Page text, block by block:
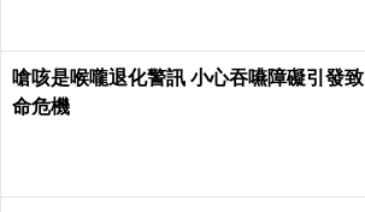
嗆咳是喉嚨退化警訊 小心吞嚥障礙引發致
命危機